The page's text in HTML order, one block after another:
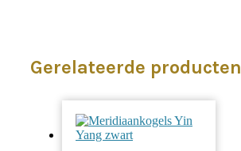
Gerelateerde producten